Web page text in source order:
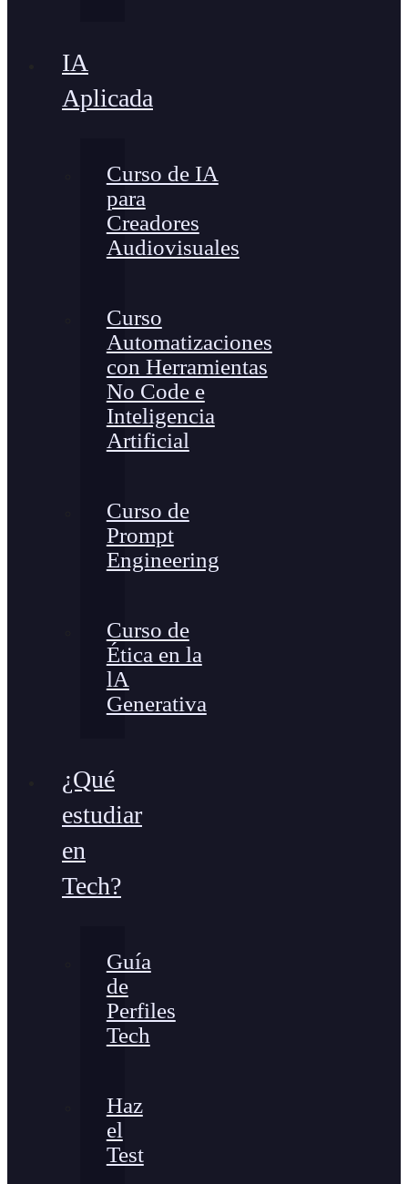
IA
Aplicada
Curso de IA
para
Creadores
Audiovisuales
Curso
Automatizaciones
con Herramientas
No Code e
Inteligencia
Artificial
Curso de
Prompt
Engineering
Curso de
Ética en la
lA
Generativa
¿Qué
estudiar
en
Tech?
Guía
de
Perfiles
Tech
Haz
el
Test